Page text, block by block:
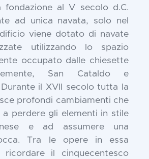
fondazione al V secolo d.C.
ad unica navata, solo nel
viene dotato di navate
utilizzando lo spazio
occupato dalle chiesette
San Cataldo e
Durante il XVII secolo tutta la
profondi cambiamenti che
a perdere gli elementi in stile
e ad assumere una
Tra le opere in essa
il cinquecentesco